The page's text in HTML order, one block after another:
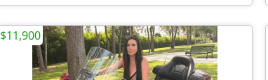
$11,900